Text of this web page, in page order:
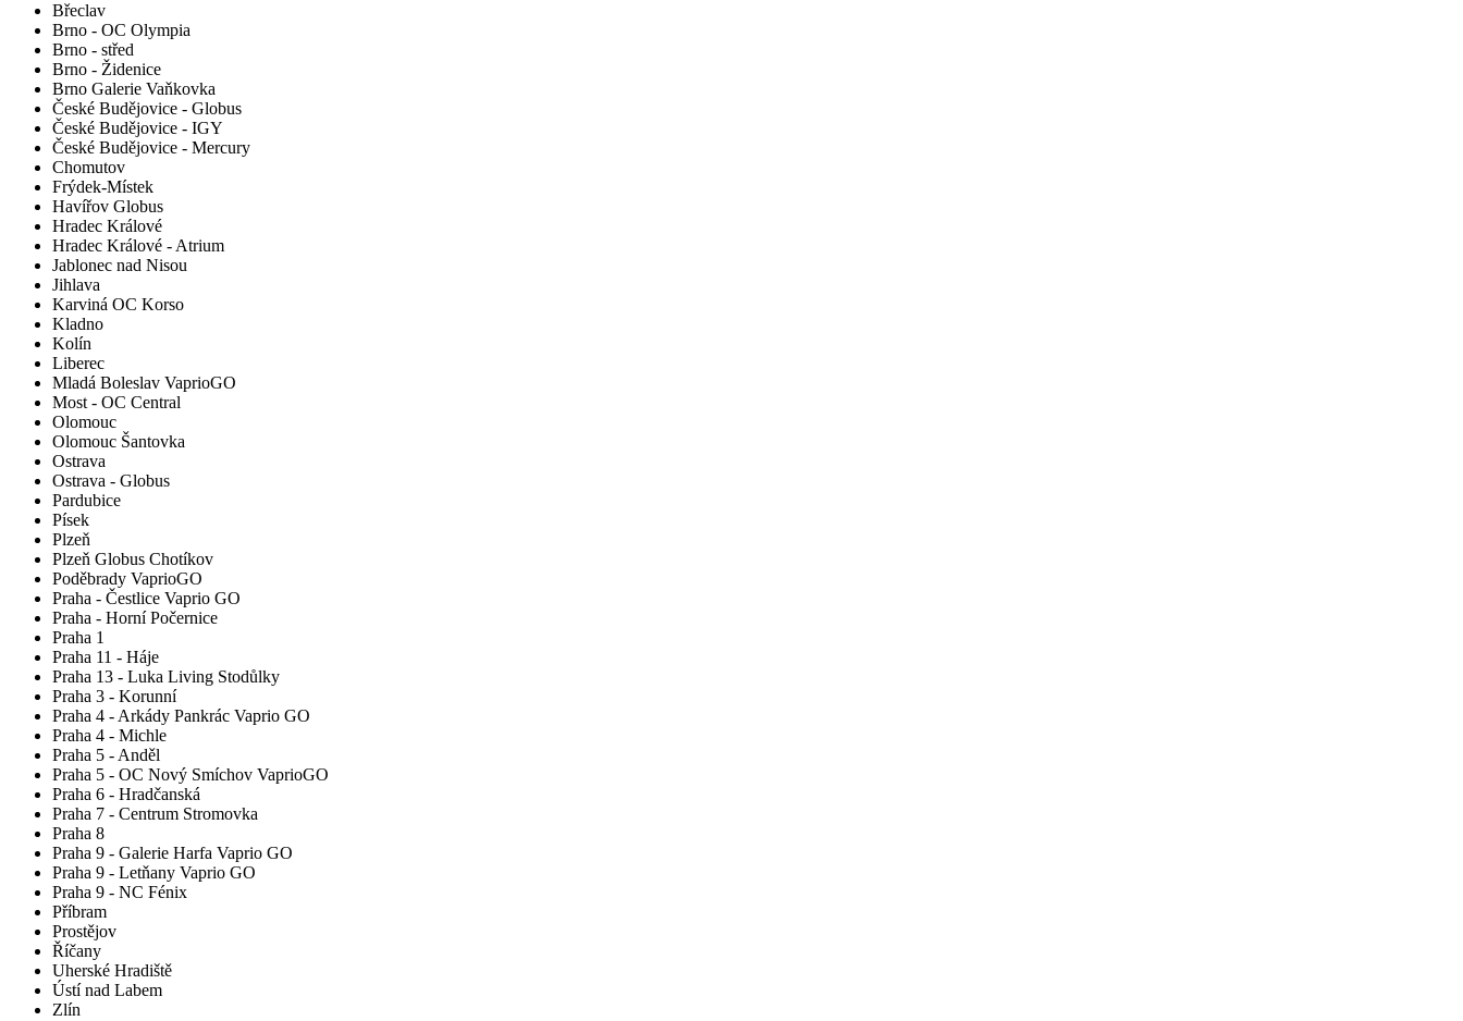
Břeclav
Brno - OC Olympia
Brno - střed
Brno - Židenice
Brno Galerie Vaňkovka
České Budějovice - Globus
České Budějovice - IGY
České Budějovice - Mercury
Chomutov
Frýdek-Místek
Havířov Globus
Hradec Králové
Hradec Králové - Atrium
Jablonec nad Nisou
Jihlava
Karviná OC Korso
Kladno
Kolín
Liberec
Mladá Boleslav VaprioGO
Most - OC Central
Olomouc
Olomouc Šantovka
Ostrava
Ostrava - Globus
Pardubice
Písek
Plzeň
Plzeň Globus Chotíkov
Poděbrady VaprioGO
Praha - Čestlice Vaprio GO
Praha - Horní Počernice
Praha 1
Praha 11 - Háje
Praha 13 - Luka Living Stodůlky
Praha 3 - Korunní
Praha 4 - Arkády Pankrác Vaprio GO
Praha 4 - Michle
Praha 5 - Anděl
Praha 5 - OC Nový Smíchov VaprioGO
Praha 6 - Hradčanská
Praha 7 - Centrum Stromovka
Praha 8
Praha 9 - Galerie Harfa Vaprio GO
Praha 9 - Letňany Vaprio GO
Praha 9 - NC Fénix
Příbram
Prostějov
Říčany
Uherské Hradiště
Ústí nad Labem
Zlín